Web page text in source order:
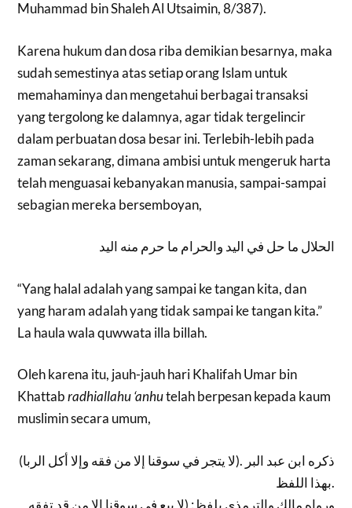
Muhammad bin Shaleh Al Utsaimin, 8/387).
Karena hukum dan dosa riba demikian besarnya, maka
sudah semestinya atas setiap orang Islam untuk
memahaminya dan mengetahui berbagai transaksi
yang tergolong ke dalamnya, agar tidak tergelincir
dalam perbuatan dosa besar ini. Terlebih-lebih pada
zaman sekarang, dimana ambisi untuk mengeruk harta
telah menguasai kebanyakan manusia, sampai-sampai
sebagian mereka bersemboyan,
الحلال ما حل في اليد والحرام ما حرم منه اليد
“Yang halal adalah yang sampai ke tangan kita, dan
yang haram adalah yang tidak sampai ke tangan kita.”
La haula wala quwwata illa billah.
Oleh karena itu, jauh-jauh hari Khalifah Umar bin
Khattabradhiallahu ‘anhutelah berpesan kepada kaum
muslimin secara umum,
(لا يتجر في سوقنا إلا من فقه وإلا أكل الربا). ذكره ابن عبد البر
بهذا اللفظ.
ورواه مالك والترمذي بلفظ: (لا يبع في سوقنا إلا من قد تفقه